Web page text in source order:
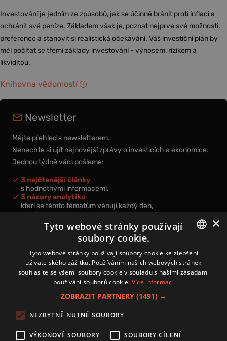
Investování je jedním ze způsobů, jak se účinně bránit proti inflaci a
ochránit své peníze. Základem však je, poznat nejprve své možnosti,
preference a stanovit si realistická očekávání. Váš investiční plán by
měl počítat se třemi základy investování - výnosem, rizikem a
likviditou.
Knihovna vědomostí
Newsletter
Mějte přehled s newsletterem.
Nenechte si ujít nejnovější zprávy o investicích a ekonomice.
Jednou týdně vám pošleme:
3 nejčtenější články
s hodnotnými informacemi,
3 názory analytiků
kteří se těmto tématům věnují každý den,
nová videa a podcasty
k prohloubení vašich znalostí.
Přihlášením k newsletteru vyjadřujete svůj souhlas spodmínkami
zpracování osobních údajů.
Zásady používání souborů cookies
Autoři
CZECH
×
Tyto webové stránky používají
soubory cookie.
Tyto webové stránky používají soubory cookie ke zlepšení
uživatelského zážitku. Používáním našich webových stránek
souhlasíte se všemi soubory cookie v souladu s našimi zásadami
používání souborů cookie. Více informací
ZOBRAZIT PARTNERY (1491) →
NEZBYTNĚ NUTNÉ SOUBORY
VÝKONOVÉ SOUBORY SOUBORY CÍLENÍ